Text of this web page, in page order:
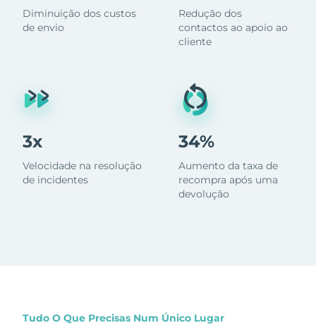
Diminuição dos custos
de envio
3x
Velocidade na resolução
de incidentes
Redução dos
contactos ao apoio ao
cliente
34%
Aumento da taxa de
recompra após uma
devolução
Tudo O Que Precisas Num Único Lugar